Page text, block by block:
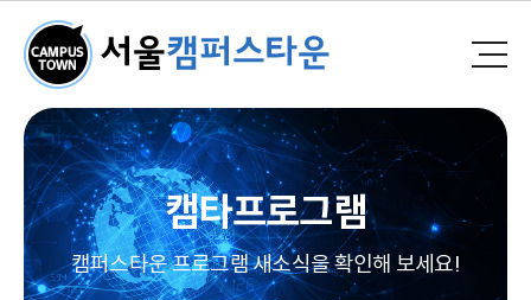
캠타프로그램
캠퍼스타운 프로그램 새소식을 확인해 보세요!